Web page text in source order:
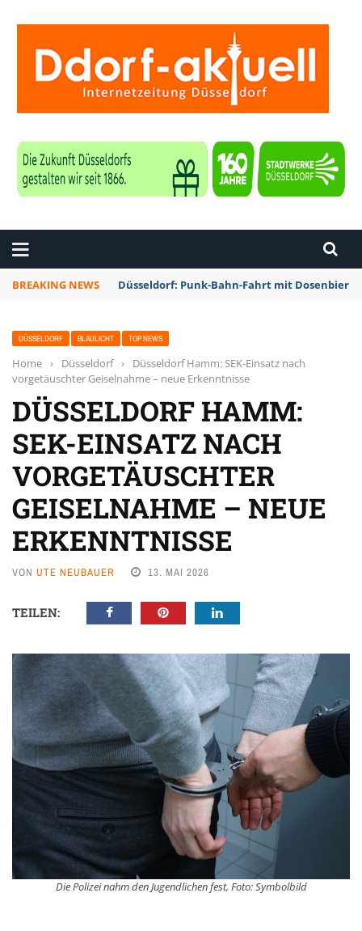
BREAKING NEWS Düsseldorf: Punk-Bahn-Fahrt mit Dosenbier
DÜSSELDORF BLAULICHT TOP NEWS
Home › Düsseldorf ›
Düsseldorf Hamm: SEK-Einsatz nach
vorgetäuschter Geiselnahme – neue Erkenntnisse
DÜSSELDORF HAMM:
SEK-EINSATZ NACH
VORGETÄUSCHTER
GEISELNAHME – NEUE
ERKENNTNISSE
VON UTE NEUBAUER 13. MAI 2026
TEILEN:
Die Polizei nahm den Jugendlichen fest, Foto: Symbolbild